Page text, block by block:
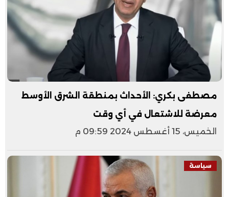
مصطفى بكري: الأحداث بمنطقة الشرق الأوسط
معرضة للاشتعال في أي وقت
الخميس، 15 أغسطس 2024 09:59 م
سياسة